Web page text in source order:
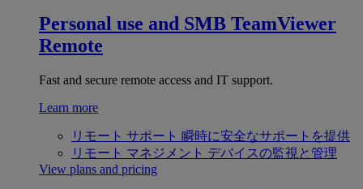
Personal use and SMB TeamViewer
Remote
Fast and secure remote access and IT support.
Learn more
リモート サポート 瞬時に安全なサポートを提供
リモート マネジメント デバイスの監視と管理
View plans and pricing